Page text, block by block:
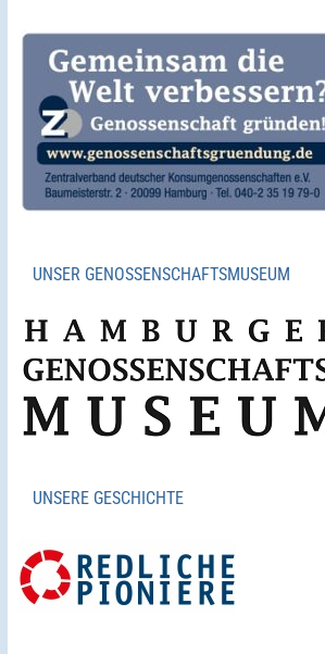
UNSER GENOSSENSCHAFTSMUSEUM
UNSERE GESCHICHTE